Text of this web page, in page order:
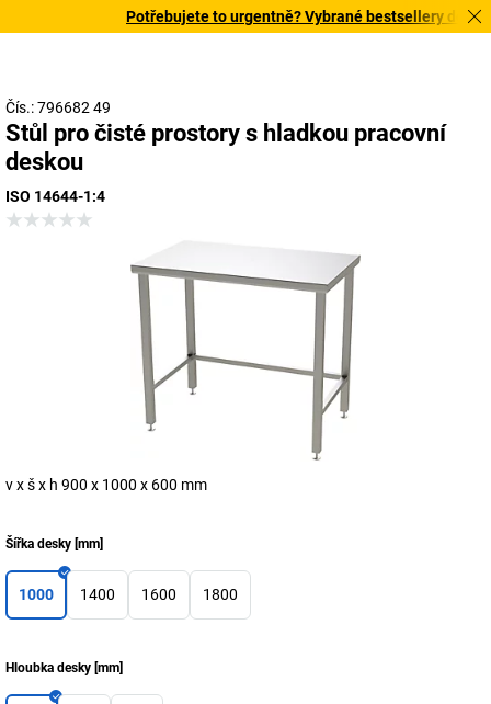
Potřebujete to urgentně? Vybrané bestsellery
Čís.: 796682 49
Stůl pro čisté prostory s hladkou pracovní
deskou
ISO 14644-1:4
v x š x h 900 x 1000 x 600 mm
Šířka desky [mm]
1000 1400 1600 1800
Hloubka desky [mm]